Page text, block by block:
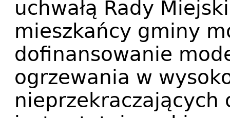
uchwałą Rady
mieszkańcy gminy
dofinansowanie
ogrzewania w
nieprzekraczających